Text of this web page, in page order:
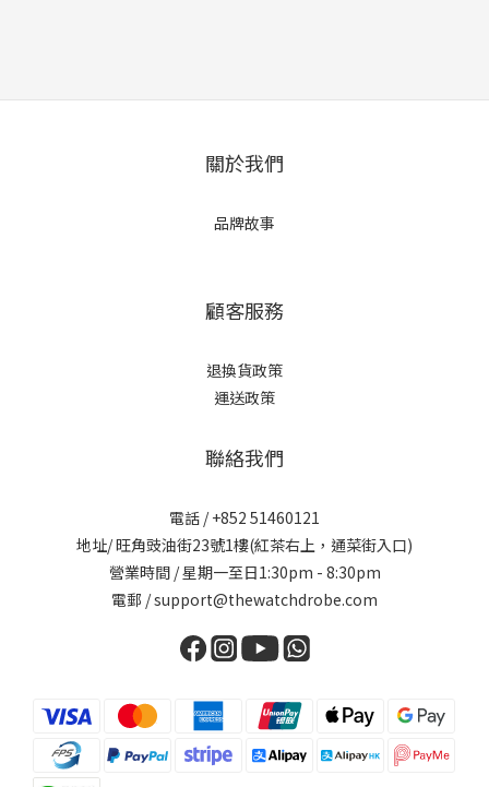
關於我們
品牌故事
顧客服務
退換貨政策
運送政策
聯絡我們
電話 / +852 51460121
地址/ 旺角豉油街23號1樓(紅茶右上，通菜街入口)
營業時間 / 星期一至日1:30pm - 8:30pm
電郵 / support@thewatchdrobe.com